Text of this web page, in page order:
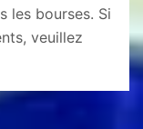
les bourses. Si
veuillez